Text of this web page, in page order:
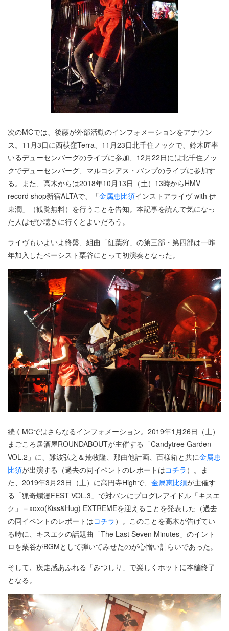
次のMCでは、後藤が外部活動のインフォメーションをアナウン
ス。11月3日に西荻窪Terra、11月23日北千住ノックで、鈴木匠率
いるデューセンバーグのライブに参加、12月22日には北千住ノッ
クでデューセンバーグ、マルコシアス・バンプのライブに参加す
る。また、高木からは2018年10月13日（土）13時からHMV
record shop新宿ALTAで、「金属恵比須インストアライヴ with 伊
東潤」（観覧無料）を行うことを告知。本記事を読んで気になっ
た人はぜひ聴きに行くとよいだろう。
ライヴもいよいよ終盤、組曲「紅葉狩」の第三部・第四部は一昨
年加入したベーシスト栗谷にとって初演奏となった。
続くMCではさらなるインフォメーション。2019年1月26日（土）
まごころ居酒屋ROUNDABOUTが主催する「Candytree Garden
VOL.2」に、難波弘之＆荒牧隆、那由他計画、百様箱と共に金属恵
比須が出演する（過去の同イベントのレポートはコチラ ）。ま
た、2019年3月23日（土）に高円寺Highで、 金属恵比須が主催す
る「猟奇爛漫FEST VOL.3」で対バンにプログレアイドル「キスエ
ク」＝xoxo(Kiss&Hug) EXTREMEを迎えることを発表した（過去
の同イベントのレポートはコチラ ）。このことを高木が告げてい
る時に、キスエクの話題曲「The Last Seven Minutes」のイント
ロを栗谷がBGMとして弾いてみせたのが心憎い計らいであった。
そして、疾走感あふれる「みつしり」で楽しくホットに本編終了
となる。